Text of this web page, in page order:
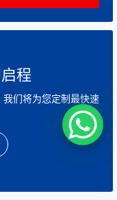
程
们将为您定制最快速